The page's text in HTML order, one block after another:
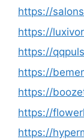
https://
https://
https://
https://
https://
https://
https://